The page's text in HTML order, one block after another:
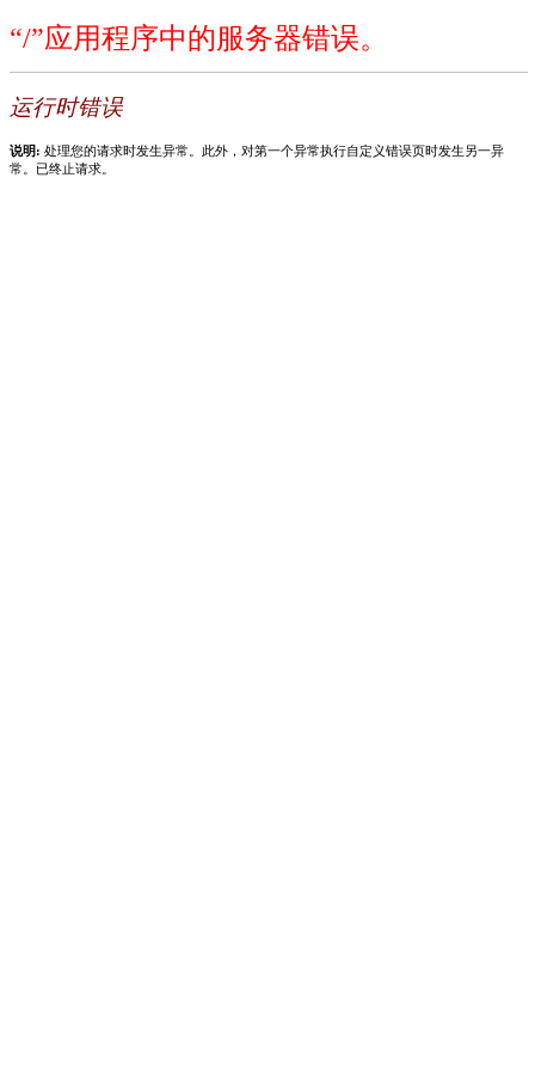
“/”应用程序中的服务器错误。
运行时错误
说明: 处理您的请求时发生异常。此外，对第一个异常执行自定义错误页时发生另一异
常。已终止请求。